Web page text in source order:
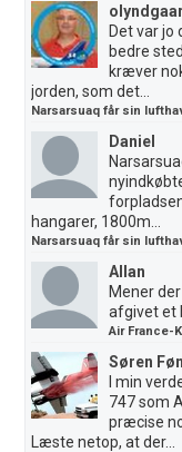
Det var jo
bedre
kræver
jorden, som det...
Narsarsuaq får sin
Daniel
hangarer, 1800m...
Narsarsuaq får sin
Allan
Mener
afgivet et
Air France-
Søren
I min
747 som
præcise
Læste netop, at der...